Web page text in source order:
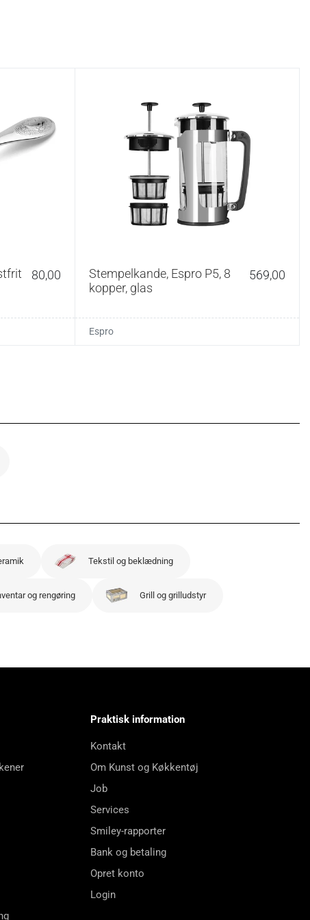
80,00
Stempelkande, Espro P5, 8
kopper, glas
569,00
Espro
Tekstil og beklædning
og rengøring Grill og grilludstyr
Praktisk information
Kontakt
Om Kunst og Køkkentøj
Job
Services
Smiley-rapporter
Bank og betaling
Opret konto
Login